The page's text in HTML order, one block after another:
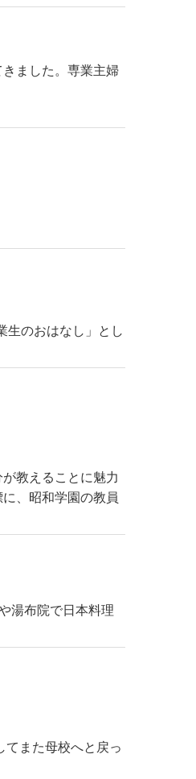
ました。専業主婦
生のおはなし」とし
教えることに魅力
、昭和学園の教員
湯布院で日本料理
また母校へと戻っ